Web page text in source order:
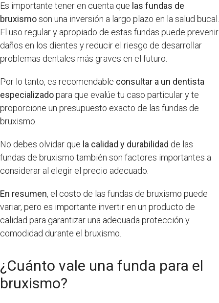
Es importante tener en cuenta que las fundas de
bruxismoson una inversión a largo plazo en la salud bucal.
El uso regular y apropiado de estas fundas puede prevenir
daños en los dientes y reducir el riesgo de desarrollar
problemas dentales más graves en el futuro.
Por lo tanto, es recomendable consultar a un dentista
especializadopara que evalúe tu caso particular y te
proporcione un presupuesto exacto de las fundas de
bruxismo.
No debes olvidar que la calidad y durabilidad de las
fundas de bruxismo también son factores importantes a
considerar al elegir el precio adecuado.
En resumen, el costo de las fundas de bruxismo puede
variar, pero es importante invertir en un producto de
calidad para garantizar una adecuada protección y
comodidad durante el bruxismo.
¿Cuánto vale una funda para el
bruxismo?